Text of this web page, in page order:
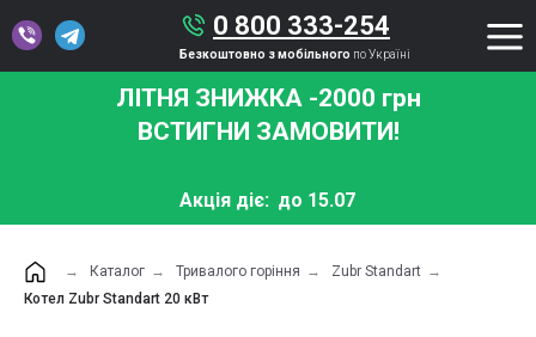
0 800 333-254
Безкоштовно з мобільного по Україні
ЛІТНЯ ЗНИЖКА -2000 грн
ВСТИГНИ ЗАМОВИТИ!
Акція діє: до 15.07
→ Каталог → Тривалого горіння → Zubr Standart →
Котел Zubr Standart 20 кВт